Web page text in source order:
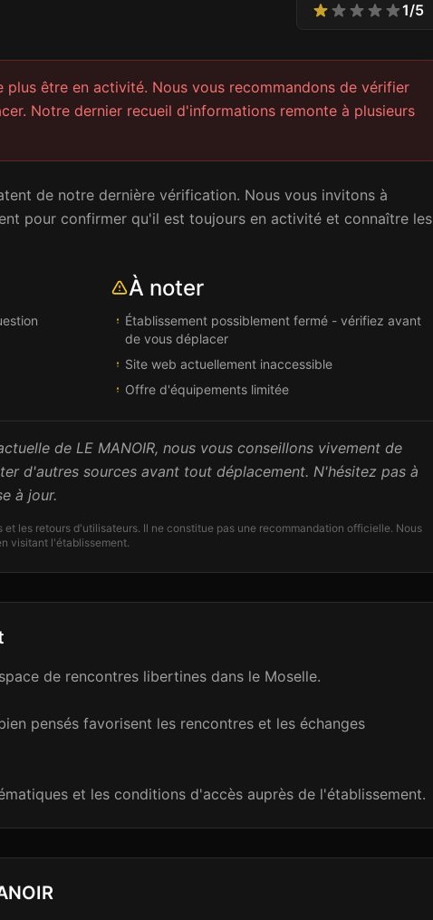
1/5
plus être en activité. Nous vous recommandons de vérifier
Notre dernier recueil d'informations remonte à plusieurs
de notre dernière vérification. Nous vous invitons à
pour confirmer qu'il est toujours en activité et connaître les
À noter
Établissement possiblement fermé - vérifiez avant
de vous déplacer
Site web actuellement inaccessible
Offre d'équipements limitée
de LE MANOIR, nous vous conseillons vivement de
d'autres sources avant tout déplacement. N'hésitez pas à
à jour.
les retours d'utilisateurs. Il ne constitue pas une recommandation officielle. Nous
visitant l'établissement.
de rencontres libertines dans le Moselle.
pensés favorisent les rencontres et les échanges
et les conditions d'accès auprès de l'établissement.